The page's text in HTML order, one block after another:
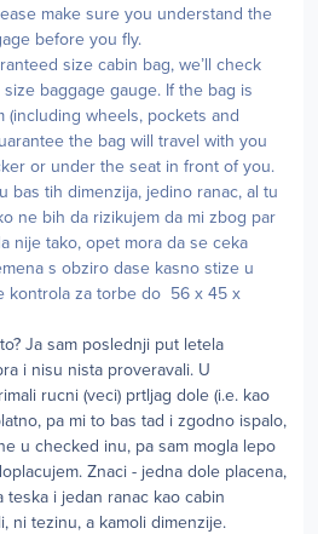
make sure you understand the
before you fly.
size cabin bag, we’ll check
baggage gauge. If the bag is
wheels, pockets and
the bag will travel with you
or under the seat in front of you.
bas tih dimenzija, jedino ranac, al tu
ne bih da rizikujem da mi zbog par
nije tako, opet mora da se ceka
s obziro dase kasno stize u
kontrola za torbe do 56 x 45 x
Ja sam poslednji put letela
i nisu nista proveravali. U
rucni (veci) prtljag dole (i.e. kao
pa mi to bas tad i zgodno ispalo,
u checked inu, pa sam mogla lepo
Znaci - jedna dole placena,
i jedan ranac kao cabin
ni tezinu, a kamoli dimenzije.